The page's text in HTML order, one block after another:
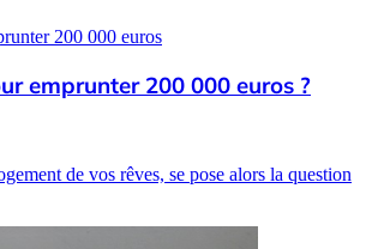
200 000 euros
emprunter 200 000 euros ?
de vos rêves, se pose alors la question